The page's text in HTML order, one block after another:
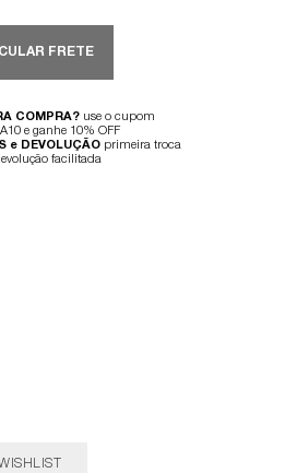
FRETE
COMPRA? use o cupom
e ganhe 10% OFF
e DEVOLUÇÃO primeira troca
facilitada